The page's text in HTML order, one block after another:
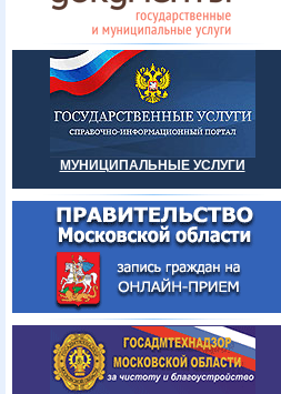
МУНИЦИПАЛЬНЫЕ УСЛУГИ